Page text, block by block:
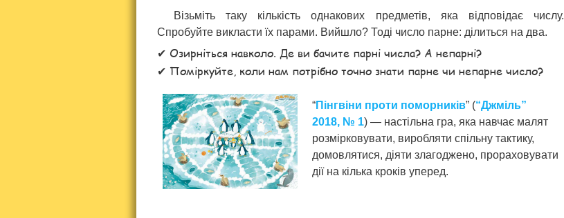
Візьміть таку кількість однакових предметів, яка відповідає числу.
Спробуйте викласти їх парами. Вийшло? Тоді число парне: ділиться на два.
Озирніться навколо. Де ви бачите парні числа? А непарні?
Поміркуйте, коли нам потрібно точно знати парне чи непарне число?
“Пінгвіни проти поморників” (“Джміль”
2018, № 1) — настільна гра, яка навчає малят
розмірковувати, виробляти спільну тактику,
домовлятися, діяти злагоджено, прораховувати
дії на кілька кроків уперед.